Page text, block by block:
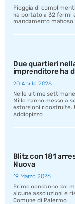
Pioggia di
ha portato a 32 fermi
mandamento mafioso
Due quartieri
imprenditore ha
20 Aprile 2026
Nelle ultime
Mille hanno messo a
estorsioni ricostruite.
Addiopizzo
Blitz con 181
Nuova
19 Marzo 2026
Prime condanne dal
alcune assoluzioni e
Comune di Palermo